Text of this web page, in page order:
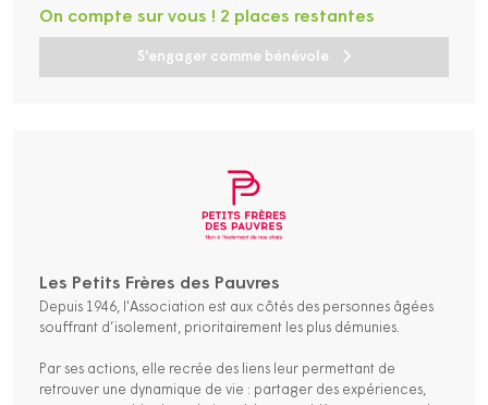
S'engager comme bénévole
On compte sur vous ! 2 places restantes
Les Petits Frères des Pauvres
Depuis 1946, l'Association est aux côtés des personnes âgées
souffrant d’isolement, prioritairement les plus démunies.
Par ses actions, elle recrée des liens leur permettant de
retrouver une dynamique de vie : partager des expériences,